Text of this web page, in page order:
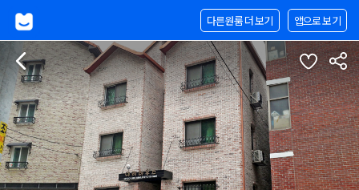
앱으로 보기
다른원룸 더 보기